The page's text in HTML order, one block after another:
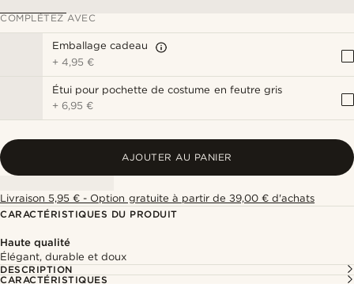
COMPLÉTEZ AVEC
Emballage cadeau
+4,95 €
Étui pour pochette de costume en feutre gris
+6,95 €
AJOUTER AU PANIER
Livraison 5,95 € - Option gratuite à partir de 39,00 € d'achats
CARACTÉRISTIQUES DU PRODUIT
Haute qualité
Élégant, durable et doux
DESCRIPTION
CARACTÉRISTIQUES